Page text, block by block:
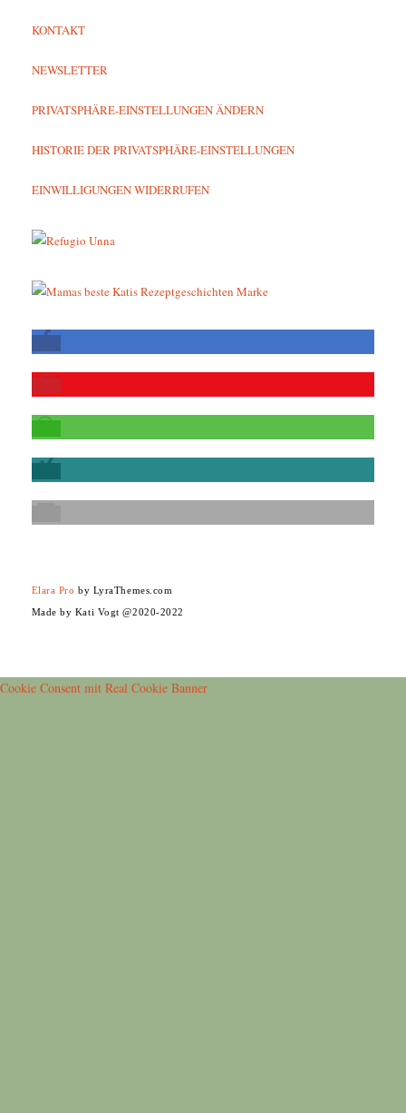
KONTAKT
NEWSLETTER
PRIVATSPHÄRE-EINSTELLUNGEN ÄNDERN
HISTORIE DER PRIVATSPHÄRE-EINSTELLUNGEN
EINWILLIGUNGEN WIDERRUFEN
Elara Pro by LyraThemes.com
Made by Kati Vogt @2020-2022
Cookie Consent mit Real Cookie Banner